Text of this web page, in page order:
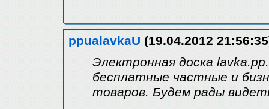
ppualavkaU (19.04.2012
Электронная доска
бесплатные частные и
товаров. Будем рады